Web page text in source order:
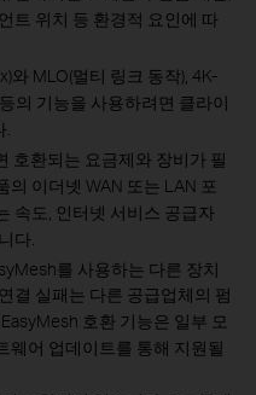
트 위치 등 환경적 요인에 따
와 MLO(멀티 링크 동작), 4K-
의 기능을 사용하려면 클라이
호환되는 요금제와 장비가 필
의 이더넷 WAN 또는 LAN 포
속도, 인터넷 서비스 공급자
다.
를 사용하는 다른 장치
결 실패는 다른 공급업체의 펌
호환 기능은 일부 모
웨어 업데이트를 통해 지원될